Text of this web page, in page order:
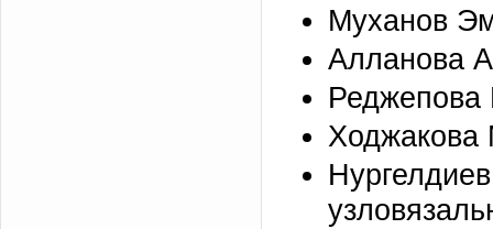
Муханов
Алланова
Реджепова
Ходжакова